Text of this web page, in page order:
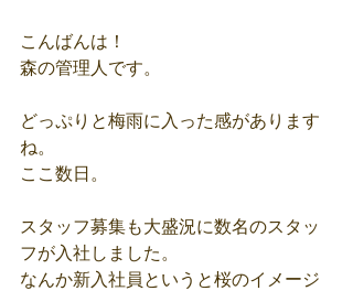
こんばんは！
森の管理人です。
どっぷりと梅雨に入った感があります
ね。
ここ数日。
スタッフ募集も大盛況に数名のスタッ
フが入社しました。
なんか新入社員というと桜のイメージ